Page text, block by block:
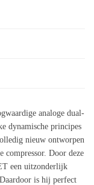
analoge dual-
dynamische principes
nieuw ontworpen
compressor. Door deze
een uitzonderlijk
is hij perfect